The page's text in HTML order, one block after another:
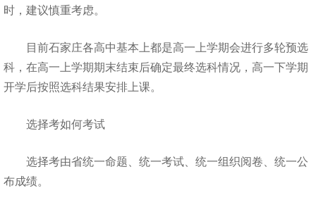
时，建议慎重考虑。
目前石家庄各高中基本上都是高一上学期会进行多轮预选
科，在高一上学期期末结束后确定最终选科情况，高一下学期
开学后按照选科结果安排上课。
选择考如何考试
选择考由省统一命题、统一考试、统一组织阅卷、统一公
布成绩。